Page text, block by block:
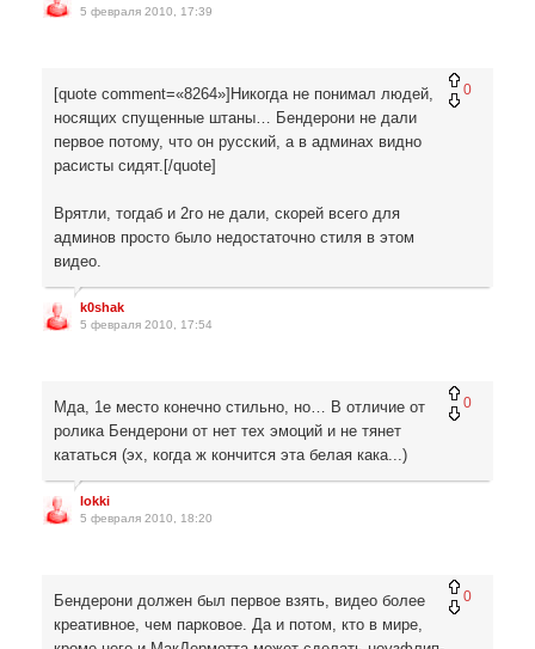
5 февраля 2010, 17:39
0
[quote comment=«8264»]Никогда не понимал людей,
носящих спущенные штаны… Бендерони не дали
первое потому, что он русский, а в админах видно
расисты сидят.[/quote]
Врятли, тогдаб и 2го не дали, скорей всего для
админов просто было недостаточно стиля в этом
видео.
k0shak
5 февраля 2010, 17:54
0
Мда, 1е место конечно стильно, но… В отличие от
ролика Бендерони от нет тех эмоций и не тянет
кататься (эх, когда ж кончится эта белая кака...)
lokki
5 февраля 2010, 18:20
0
Бендерони должен был первое взять, видео более
креативное, чем парковое. Да и потом, кто в мире,